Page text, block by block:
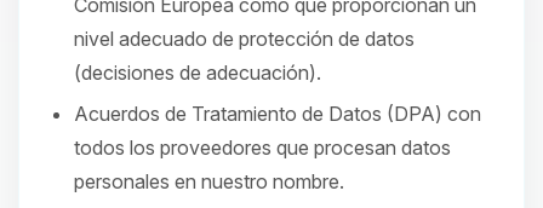
Comisión Europea como que proporcionan un
nivel adecuado de protección de datos
(decisiones de adecuación).
Acuerdos de Tratamiento de Datos (DPA) con
todos los proveedores que procesan datos
personales en nuestro nombre.